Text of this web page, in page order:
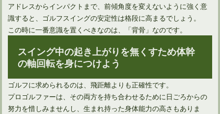
ドライバーを構えたときの手首の角度は再現できる？
アドレスからインパクトまで、前傾角度を変えないように強く意
識すると、ゴルフスイングの安定性は格段に高まるでしょう。
この時に一番意識を置くべきなのは、「背骨」なのです。
スイング中の起き上がりを無くすため体幹
の軸回転を身につけよう
ゴルフに求められるのは、飛距離よりも正確性です。
プロゴルファーは、その両方を持ち合わせるために日ごろからの
努力を惜しみませんし、生まれ持った身体能力の高さもありま